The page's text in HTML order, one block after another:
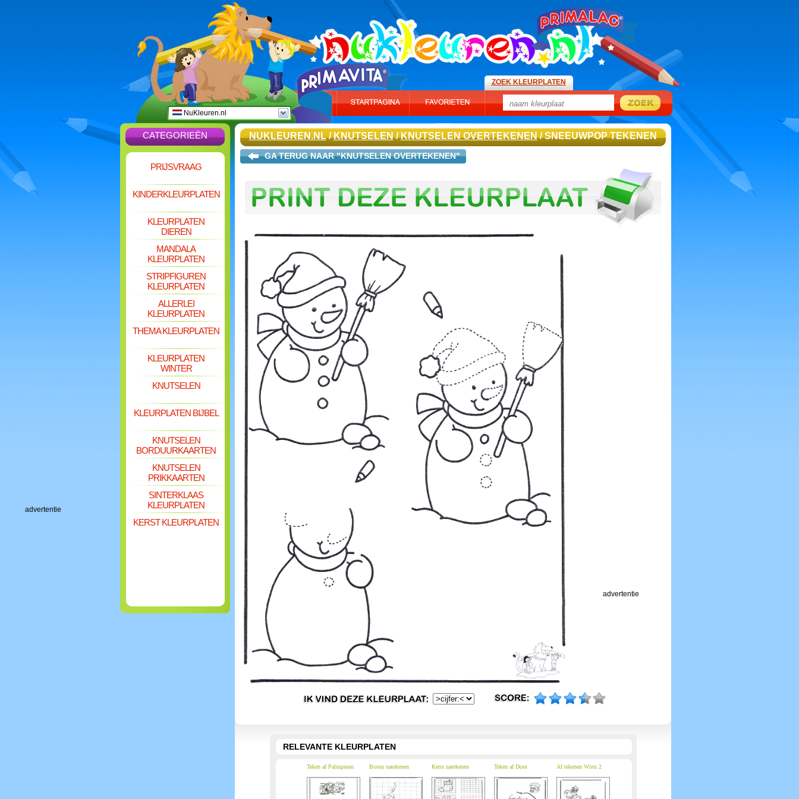
advertentie
NuKleuren.nl
ZOEK KLEURPLATEN
CATEGORIEËN
PRIJSVRAAG
KINDERKLEURPLATEN
KLEURPLATEN
DIEREN
MANDALA
KLEURPLATEN
STRIPFIGUREN
KLEURPLATEN
ALLERLEI
KLEURPLATEN
THEMA KLEURPLATEN
KLEURPLATEN
WINTER
KNUTSELEN
KLEURPLATEN BIJBEL
KNUTSELEN
BORDUURKAARTEN
KNUTSELEN
PRIKKAARTEN
SINTERKLAAS
KLEURPLATEN
KERST KLEURPLATEN
NUKLEUREN.NL/KNUTSELEN/KNUTSELEN OVERTEKENEN/ SNEEUWPOP TEKENEN
GA TERUG NAAR "KNUTSELEN OVERTEKENEN"
advertentie
RELEVANTE KLEURPLATEN
Teken af Palmpasen Boom natekenen Kerst natekenen Teken af Dora Af tekenen Winx 2